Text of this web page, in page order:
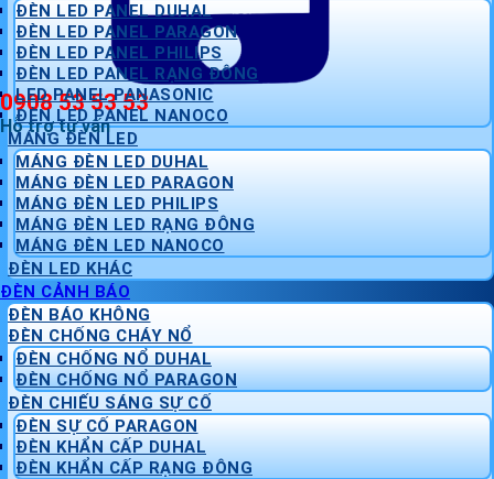
0908 53 53 53
Hỗ trợ tư vấn
ĐÈN LED PANEL DUHAL
ĐÈN LED PANEL PARAGON
ĐÈN LED PANEL PHILIPS
ĐÈN LED PANEL RẠNG ĐÔNG
LED PANEL PANASONIC
ĐÈN LED PANEL NANOCO
MÁNG ĐÈN LED
MÁNG ĐÈN LED DUHAL
MÁNG ĐÈN LED PARAGON
MÁNG ĐÈN LED PHILIPS
MÁNG ĐÈN LED RẠNG ĐÔNG
MÁNG ĐÈN LED NANOCO
ĐÈN LED KHÁC
ĐÈN CẢNH BÁO
ĐÈN BÁO KHÔNG
ĐÈN CHỐNG CHÁY NỔ
ĐÈN CHỐNG NỔ DUHAL
ĐÈN CHỐNG NỔ PARAGON
ĐÈN CHIẾU SÁNG SỰ CỐ
ĐÈN SỰ CỐ PARAGON
ĐÈN KHẨN CẤP DUHAL
ĐÈN KHẨN CẤP RẠNG ĐÔNG